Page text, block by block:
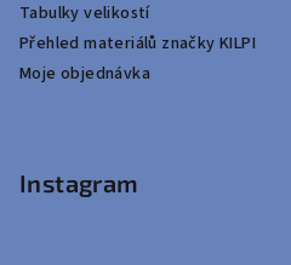
Tabulky velikostí
Přehled materiálů značky KILPI
Moje objednávka
Instagram